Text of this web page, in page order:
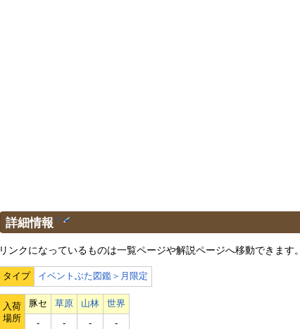
詳細情報 †
リンクになっているものは一覧ページや解説ページへ移動できます。
タイプ イベントぶた図鑑＞月限定
入荷
場所
豚セ 草原 山林
世界
‐
‐ ‐ ‐